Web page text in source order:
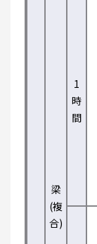
梁
(複
合)
1
時
間